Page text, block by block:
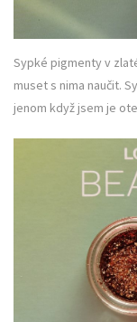
Sypké pigmenty v
muset s nima naučit.
jenom když jsem je